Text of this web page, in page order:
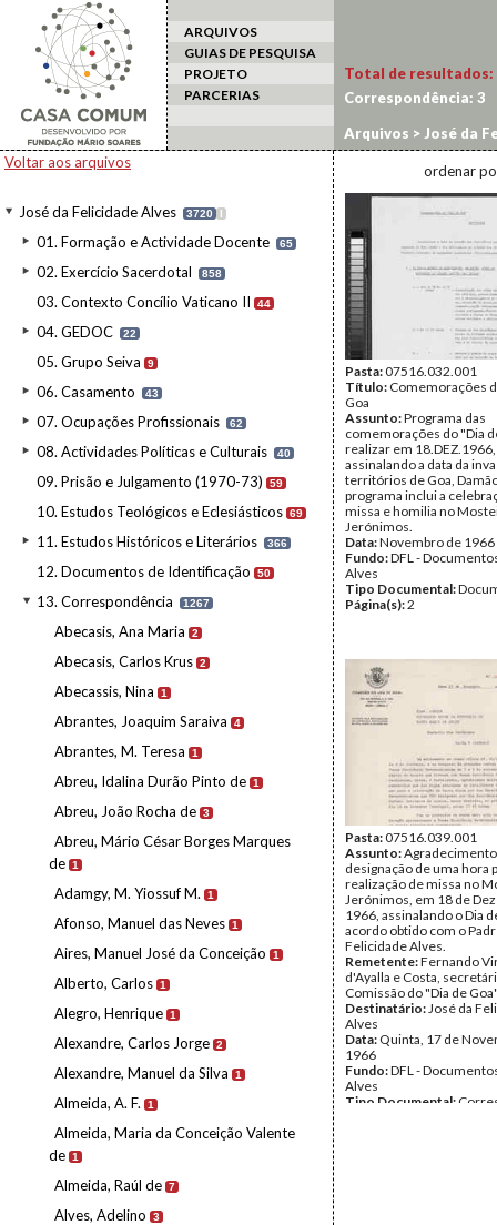
ARQUIVOS
GUIAS DE PESQUISA
PROJETO
PARCERIAS
Voltar aos arquivos
José da Felicidade Alves 3720 I
01. Formação e Actividade Docente 65
02. Exercício Sacerdotal 858
03. Contexto Concílio Vaticano II 44
04. GEDOC 22
05. Grupo Seiva 9
06. Casamento 43
07. Ocupações Profissionais 62
08. Actividades Políticas e Culturais 40
09. Prisão e Julgamento (1970-73) 59
10. Estudos Teológicos e Eclesiásticos 69
11. Estudos Históricos e Literários 366
12. Documentos de Identificação 50
13. Correspondência 1267
Abecasis, Ana Maria 2
Abecasis, Carlos Krus 2
Abecassis, Nina 1
Abrantes, Joaquim Saraiva 4
Abrantes, M. Teresa 1
Abreu, Idalina Durão Pinto de 1
Abreu, João Rocha de 3
Abreu, Mário César Borges Marques
de 1
Adamgy, M. Yiossuf M. 1
Afonso, Manuel das Neves 1
Aires, Manuel José da Conceição 1
Alberto, Carlos 1
Alegro, Henrique 1
Alexandre, Carlos Jorge 2
Alexandre, Manuel da Silva 1
Almeida, A. F. 1
Almeida, Maria da Conceição Valente
de 1
Almeida, Raúl de 7
Alves, Adelino 3
Total de resultados:
Correspondência: 3
Arquivos > José da
ordenar
Pasta:07516.032.001
Título: Comemorações
Goa
Assunto:Programa das
comemorações do "Dia
realizar em 18.DEZ.1966,
assinalando a data da
territórios de Goa,
programa inclui a
missa e homilia no
Jerónimos.
Data:Novembro de 1966
Fundo:DFL -
Alves
Tipo Documental:
Página(s):2
Pasta:07516.039.001
Assunto:
designação de uma hora
realização de missa no
Jerónimos, em 18 de
1966, assinalando o Dia
acordo obtido com o
Felicidade Alves.
Remetente:Fernando
d'Ayalla e Costa,
Comissão do "Dia de
Destinatário:José da
Alves
Data: Quinta, 17 de
1966
Fundo:DFL -
Alves
Tipo Documental: